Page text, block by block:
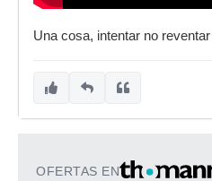
Una cosa, intentar no
OFERTAS EN